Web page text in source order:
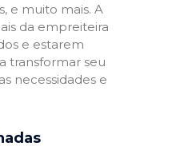
e muito mais. A
da empreiteira
e estarem
transformar seu
necessidades e